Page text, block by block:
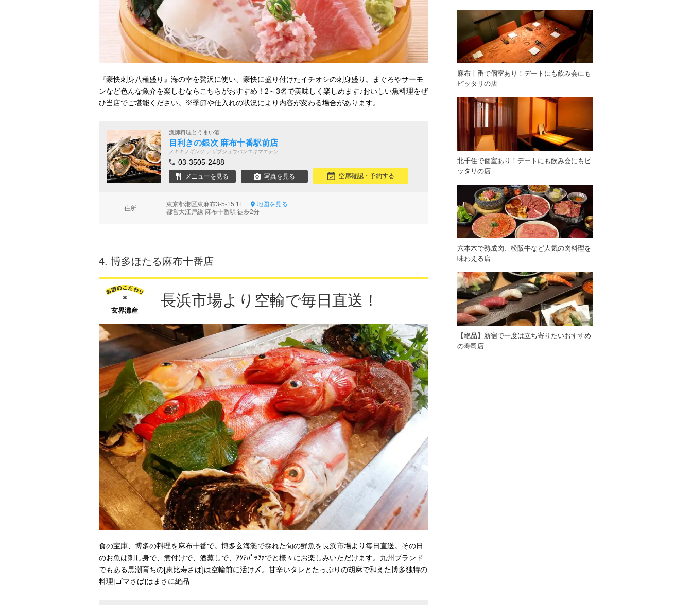
『豪快刺身八種盛り』海の幸を贅沢に使い、豪快に盛り付けたイチオシの刺身盛り。まぐろやサーモ
ンなど色んな魚介を楽しむならこちらがおすすめ！2～3名で美味しく楽しめます♪おいしい魚料理をぜ
ひ当店でご堪能ください。※季節や仕入れの状況により内容が変わる場合があります。
漁師料理とうまい酒
目利きの銀次 麻布十番駅前店
メキキノギンジ アザブジュウバンエキマエテン
03-3505-2488
メニューを見る 写真を見る 空席確認・予約する
住所
東京都港区東麻布3-5-15 1F
地図を見る
都営大江戸線 麻布十番駅 徒歩2分
4. 博多ほたる麻布十番店
玄界灘産
長浜市場より空輸で毎日直送！
食の宝庫、博多の料理を麻布十番で。博多玄海灘で採れた旬の鮮魚を長浜市場より毎日直送。その日
のお魚は刺し身で、煮付けで、酒蒸しで、ｱｸｱﾊﾟｯﾂｧでと様々にお楽しみいただけます。九州ブランド
でもある黒潮育ちの[恵比寿さば]は空輸前に活け〆。甘辛いタレとたっぷりの胡麻で和えた博多独特の
料理[ゴマさば]はまさに絶品
麻布十番で個室あり！デートにも飲み会にも
ピッタリの店
北千住で個室あり！デートにも飲み会にもピ
ッタリの店
六本木で熟成肉、松阪牛など人気の肉料理を
味わえる店
【絶品】新宿で一度は立ち寄りたいおすすめ
の寿司店